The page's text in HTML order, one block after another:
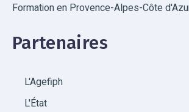
Formation en Provence-Alpes-Côte
Partenaires
L'Agefiph
L'État